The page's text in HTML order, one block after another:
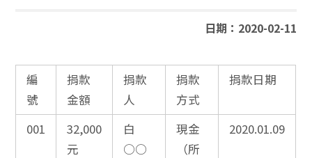
日期：2020-02-11
編
號
捐款
金額
捐款
人
捐款
方式
捐款日期
001
32,000
元
白
○○
現金
（所
2020.01.09